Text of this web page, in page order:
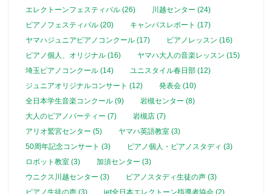
エレクトーンフェスティバル (26)
川越センター (24)
ピアノフェスティバル (20)
キャンパスレポート (17)
ヤマハジュニアピアノコンクール (17)
ピアノレッスン (16)
ピアノ個人、オリジナル (16)
ヤマハ大人の音楽レッスン (15)
埼玉ピアノコンクール (14)
ユニスタイル春日部 (12)
ジュニアオリジナルコンサート (12)
発表会 (10)
全日本学生音楽コンクール (9)
岩槻センター (8)
大人のピアノパーティー (7)
岩槻店 (7)
アリオ鷲宮センター (5)
ヤマハ英語教室 (3)
50周年記念コンサート (3)
ピアノ個人・ピアノスタディ (3)
ロボット教室 (3)
加須センター (3)
ウニクス川越センター (3)
ピアノスタディ生徒の声 (3)